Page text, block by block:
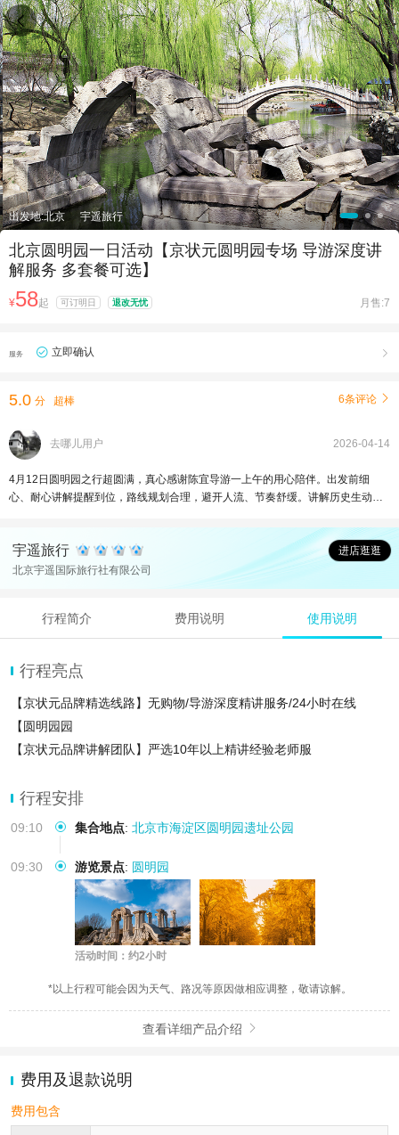
出发地:北京 宇遥旅行
北京圆明园一日活动【京状元圆明园专场 导游深度讲
解服务 多套餐可选】
¥58起 可订明日 退改无忧 月售:7
服务 立即确认 
5.0 分 超棒 6条评论 
去哪儿用户 2026-04-14
4月12日圆明园之行超圆满，真心感谢陈宜导游一上午的用心陪伴。出发前细
心、耐心讲解提醒到位，路线规划合理，避开人流、节奏舒缓。讲解历史生动有
宇遥旅行
进店逛逛
北京宇遥国际旅行社有限公司
行程简介 费用说明 使用说明
行程亮点
【京状元品牌精选线路】无购物/导游深度精讲服务/24小时在线
【圆明园园
【京状元品牌讲解团队】严选10年以上精讲经验老师服
行程安排
09:10 集合地点: 北京市海淀区圆明园遗址公园
09:30 游览景点: 圆明园
活动时间：约2小时
*以上行程可能会因为天气、路况等原因做相应调整，敬请谅解。
查看详细产品介绍 
费用及退款说明
费用包含
